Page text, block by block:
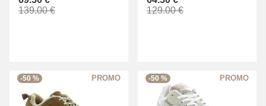
139.00 €
129.00 €
-50 % -50 %